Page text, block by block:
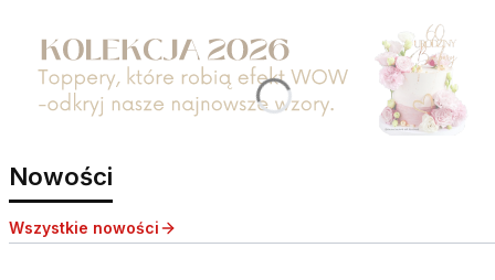
Nowości
Wszystkie nowości